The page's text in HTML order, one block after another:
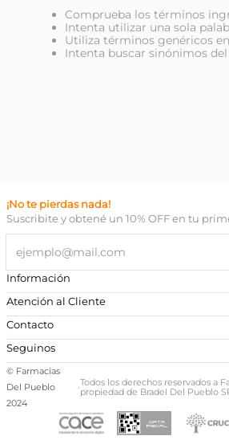
Comprueba los términos
Intenta utilizar una sola
Utiliza términos genéricos
Intenta buscar sinónimos
¡No te pierdas nada!
Suscribite y obtené un 10% OFF en tu
Información
Atención al Cliente
Contacto
¿Necesitás ayuda?
Preguntas Frecuentes
Escribinos a nuestro Whatsapp
+54 381 581-0674
Seguinos
© Farmacias
Del Pueblo
2024
·Todos los derechos reservados a
propiedad de Bradel Del Pueblo